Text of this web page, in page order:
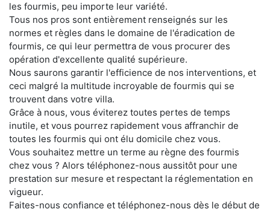
les fourmis, peu importe leur variété.
Tous nos pros sont entièrement renseignés sur les
normes et règles dans le domaine de l'éradication de
fourmis, ce qui leur permettra de vous procurer des
opération d'excellente qualité supérieure.
Nous saurons garantir l'efficience de nos interventions, et
ceci malgré la multitude incroyable de fourmis qui se
trouvent dans votre villa.
Grâce à nous, vous éviterez toutes pertes de temps
inutile, et vous pourrez rapidement vous affranchir de
toutes les fourmis qui ont élu domicile chez vous.
Vous souhaitez mettre un terme au règne des fourmis
chez vous ? Alors téléphonez-nous aussitôt pour une
prestation sur mesure et respectant la réglementation en
vigueur.
Faites-nous confiance et téléphonez-nous dès le début de